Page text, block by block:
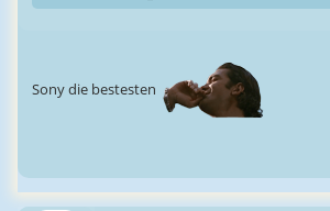
Sony die bestesten